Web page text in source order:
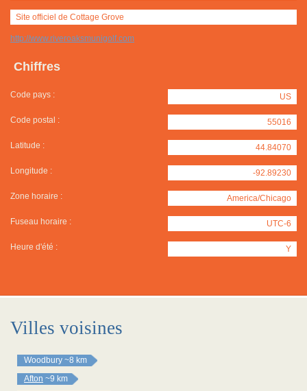
Site officiel de Cottage Grove
http://www.riveroaksmunigolf.com
Chiffres
Code pays : US
Code postal : 55016
Latitude : 44.84070
Longitude : -92.89230
Zone horaire : America/Chicago
Fuseau horaire : UTC-6
Heure d'été : Y
Villes voisines
Woodbury ~8 km
Afton ~9 km